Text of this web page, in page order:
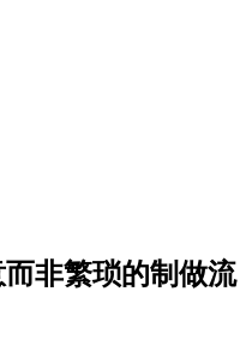
非繁琐的制做流